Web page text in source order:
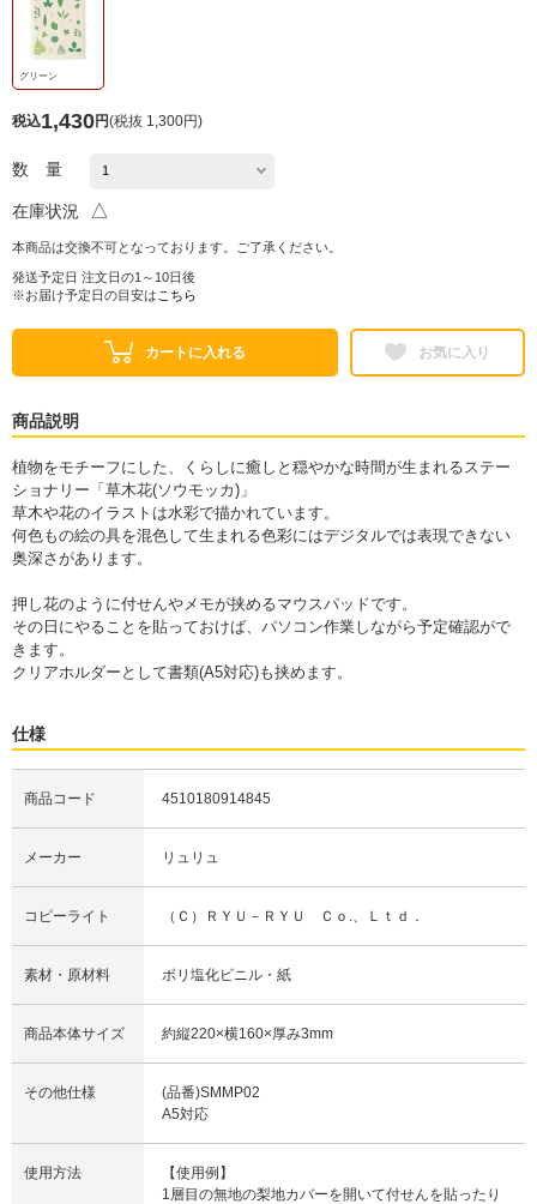
グリーン
税込1,430円(税抜 1,300円)
数 量
在庫状況 △
本商品は交換不可となっております。ご了承ください。
発送予定日 注文日の1～10日後
※お届け予定日の目安は こちら
カートに入れる お気に入り
商品説明
植物をモチーフにした、くらしに癒しと穏やかな時間が生まれるステー
ショナリー「草木花(ソウモッカ)」
草木や花のイラストは水彩で描かれています。
何色もの絵の具を混色して生まれる色彩にはデジタルでは表現できない
奥深さがあります。
押し花のように付せんやメモが挟めるマウスパッドです。
その日にやることを貼っておけば、パソコン作業しながら予定確認がで
きます。
クリアホルダーとして書類(A5対応)も挟めます。
仕様
商品コード 4510180914845
メーカー リュリュ
コピーライト （Ｃ）ＲＹＵ－ＲＹＵ Ｃｏ.、Ｌｔｄ．
素材・原材料 ポリ塩化ビニル・紙
商品本体サイズ 約縦220×横160×厚み3mm
その他仕様
(品番)SMMP02
A5対応
使用方法
【使用例】
1層目の無地の梨地カバーを開いて付せんを貼ったり